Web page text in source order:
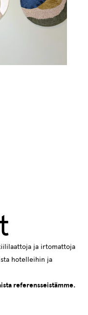
ja irtomattoja
hotelleihin ja
referensseistämme.